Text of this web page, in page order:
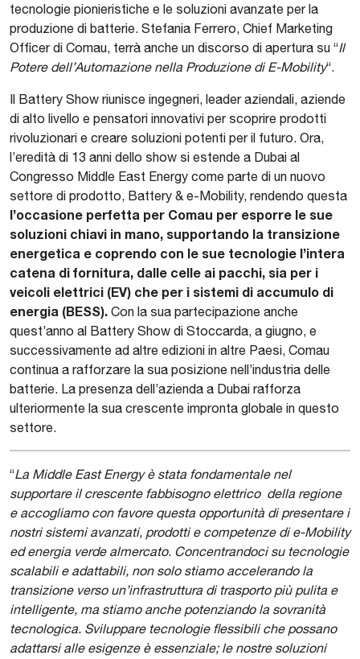
tecnologie pionieristiche e le soluzioni avanzate per la
produzione di batterie. Stefania Ferrero, Chief Marketing
Officer di Comau, terrà anche un discorso di apertura su “Il
Potere dell’Automazione nella Produzione di E-Mobility“.
Il Battery Show riunisce ingegneri, leader aziendali, aziende
di alto livello e pensatori innovativi per scoprire prodotti
rivoluzionari e creare soluzioni potenti per il futuro. Ora,
l’eredità di 13 anni dello show si estende a Dubai al
Congresso Middle East Energy come parte di un nuovo
settore di prodotto, Battery & e-Mobility, rendendo questa
l’occasione perfetta per Comau per esporre le sue
soluzioni chiavi in mano, supportando la transizione
energetica e coprendo con le sue tecnologie l’intera
catena di fornitura, dalle celle ai pacchi, sia per i
veicoli elettrici (EV) che per i sistemi di accumulo di
energia (BESS). Con la sua partecipazione anche
quest’anno al Battery Show di Stoccarda, a giugno, e
successivamente ad altre edizioni in altre Paesi, Comau
continua a rafforzare la sua posizione nell’industria delle
batterie. La presenza dell’azienda a Dubai rafforza
ulteriormente la sua crescente impronta globale in questo
settore.
“La Middle East Energy è stata fondamentale nel
supportare il crescente fabbisogno elettrico della regione
e accogliamo con favore questa opportunità di presentare i
nostri sistemi avanzati, prodotti e competenze di e-Mobility
ed energia verde almercato. Concentrandoci su tecnologie
scalabili e adattabili, non solo stiamo accelerando la
transizione verso un’infrastruttura di trasporto più pulita e
intelligente, ma stiamo anche potenziando la sovranità
tecnologica. Sviluppare tecnologie flessibili che possano
adattarsi alle esigenze è essenziale; le nostre soluzioni